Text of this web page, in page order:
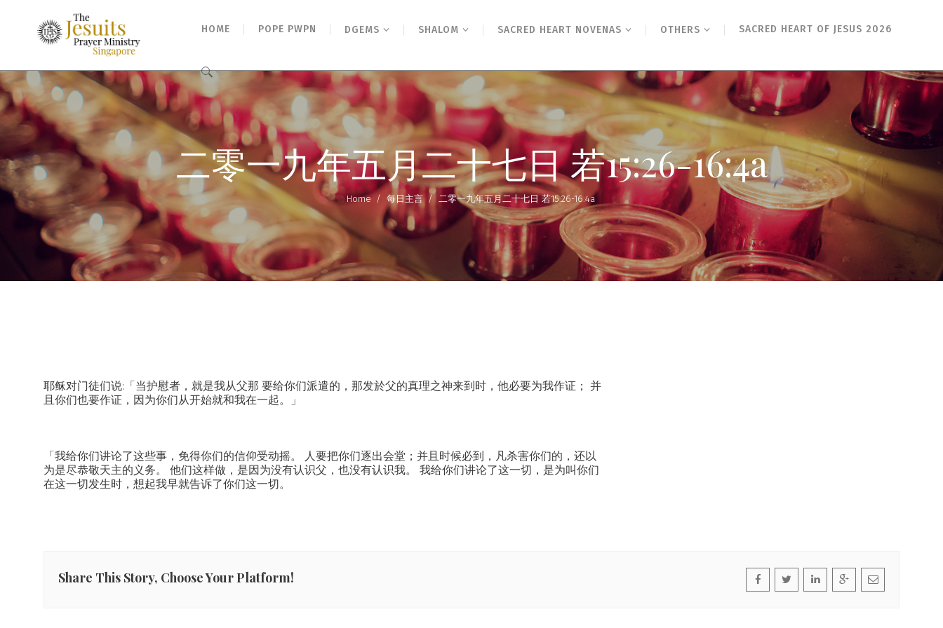
HOME POPE PWPN DGEMS SHALOM SACRED HEART NOVENAS OTHERS SACRED HEART OF JESUS 2026
Search
for:
二零一九年五月二十七日 若15:26-16:4a
Home / 每日主言 / 二零一九年五月二十七日 若15:26-16:4a
耶稣对门徒们说:「当护慰者，就是我从父那 要给你们派遣的，那发於父的真理之神来到时，他必要为我作证； 并
且你们也要作证，因为你们从开始就和我在一起。」
「我给你们讲论了这些事，免得你们的信仰受动摇。 人要把你们逐出会堂；并且时候必到，凡杀害你们的，还以
为是尽恭敬天主的义务。 他们这样做，是因为没有认识父，也没有认识我。 我给你们讲论了这一切，是为叫你们
在这一切发生时，想起我早就告诉了你们这一切。
Share This Story, Choose Your Platform!